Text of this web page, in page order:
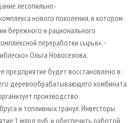
лесопильно-
нового поколения, в котором
бережного и рационального
переработки сырья», -
Ольга Новоселова.
будет восстановлено в
деревообрабатывающего комбината
производство
и топливных гранул. Инвесторы
1 млрд руб. и обеспечить работой